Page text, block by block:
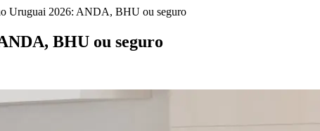
Uruguai 2026: ANDA, BHU ou seguro
BHU ou seguro